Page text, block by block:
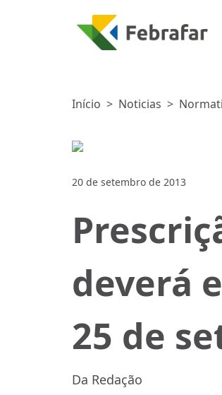
Início > Noticias >
20 de setembro de 2013
deverá
25 de
Da Redação